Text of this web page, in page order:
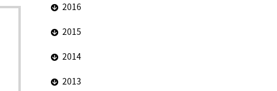
2016
2015
2014
2013